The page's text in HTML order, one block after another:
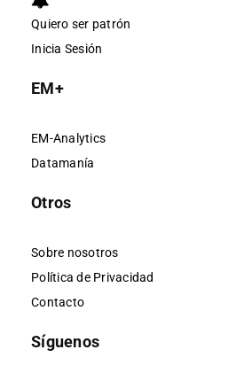
Quiero ser patrón
Inicia Sesión
EM+
EM-Analytics
Datamanía
Otros
Sobre nosotros
Política de Privacidad
Contacto
Síguenos